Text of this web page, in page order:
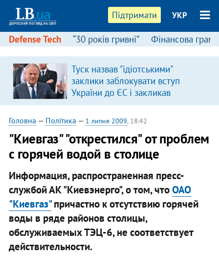
Підтримати УКР
Defense Tech “30 років гривні” Фінансова
Туск назвав "ідіотськими"
заклики заблокувати вступ
України до ЄС і закликав
припинити антиукраїнську
риторику
Головна — Політика — 1 липня 2009, 18:42
"Киевгаз" "открестился" от проблем
с горячей водой в столице
Информация, распространенная пресс-
службой АК "Киевэнерго", о том, чтоОАО
"Киевгаз"причастно к отсутствию горячей
воды в ряде районов столицы,
обслуживаемых ТЭЦ-6, не соответствует
действительности.